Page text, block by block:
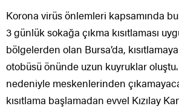
Korona virüs önlemleri kapsamında
3 günlük sokağa çıkma kısıtlaması
bölgelerden olan Bursa’da,
otobüsü önünde uzun kuyruklar oluştu.
nedeniyle meskenlerinden
kısıtlama başlamadan evvel Kızılay